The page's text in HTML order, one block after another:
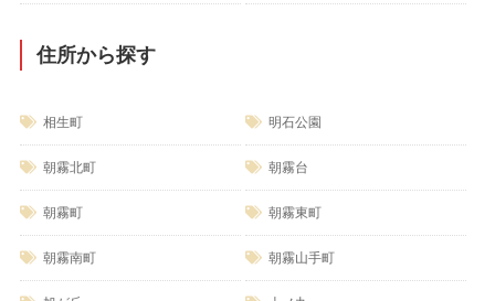
住所から探す
相生町 明石公園
朝霧北町 朝霧台
朝霧町 朝霧東町
朝霧南町 朝霧山手町